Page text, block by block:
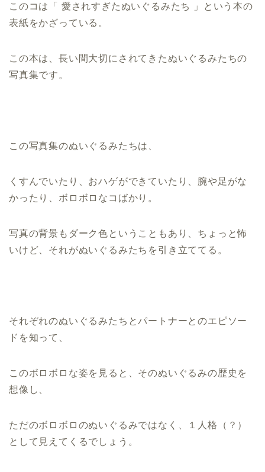
このコは「 愛されすぎたぬいぐるみたち 」という本の
表紙をかざっている。
この本は、長い間大切にされてきたぬいぐるみたちの
写真集です。
この写真集のぬいぐるみたちは、
くすんでいたり、おハゲができていたり、腕や足がな
かったり、ボロボロなコばかり。
写真の背景もダーク色ということもあり、ちょっと怖
いけど、それがぬいぐるみたちを引き立ててる。
それぞれのぬいぐるみたちとパートナーとのエピソー
ドを知って、
このボロボロな姿を見ると、そのぬいぐるみの歴史を
想像し、
ただのボロボロのぬいぐるみではなく、１人格（？）
として見えてくるでしょう。